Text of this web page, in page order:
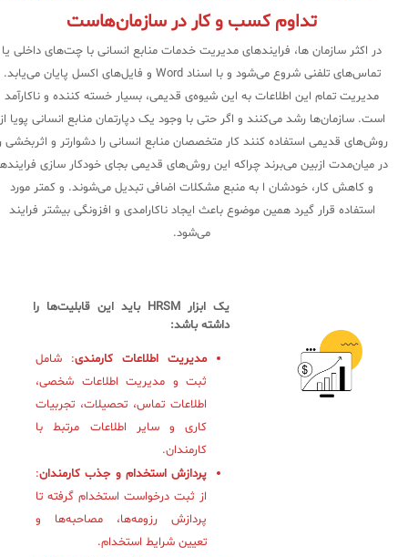
تداوم کسب و کار در سازمان‌هاست
در اکثر سازمان ها، فرایندهای مدیریت خدمات منابع انسانی با چت‌های داخلی یا
تماس‌های تلفنی شروع می‌شود و با اسناد Word و فایل‌های اکسل پایان می‌یابد.
مدیریت تمام این اطلاعات به این شیوه‌ی قدیمی، بسیار خسته کننده و ناکارآمد
است. سازمان‌ها رشد می‌کنند و اگر حتی با وجود یک دپارتمان منابع انسانی پویا
روش‌های قدیمی استفاده کنند کار متخصصان منابع انسانی را دشوارتر و اثربخشی
در میان‌مدت ازبین می‌برند چراکه این روش‌های قدیمی بجای خودکار سازی
و کاهش کار، خودشان ا به منبع مشکلات اضافی تبدیل می‌شوند. و کمتر مورد
استفاده قرار گیرد همین موضوع باعث ایجاد ناکارامدی و افزونگی بیشتر فرایند
می‌شود.
یک ابزار HRSM باید این قابلیت‌ها را
داشته باشد:
مدیریت اطلاعات کارمندی: شامل
ثبت و مدیریت اطلاعات شخصی،
اطلاعات تماس، تحصیلات، تجربیات
کاری و سایر اطلاعات مرتبط با
کارمندان.
پردازش استخدام و جذب کارمندان:
از ثبت درخواست استخدام گرفته تا
پردازش رزومه‌ها، مصاحبه‌ها و
تعیین شرایط استخدام.